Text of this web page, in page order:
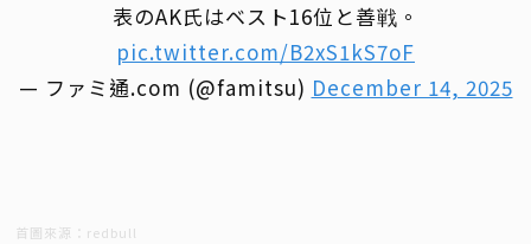
表のAK氏はベスト16位と善戦。
pic.twitter.com/B2xS1kS7oF
— ファミ通.com (@famitsu) December 14, 2025
首圖來源：redbull